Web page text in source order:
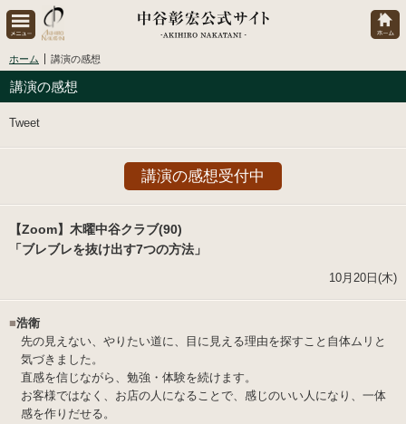
ホーム 講演の感想
講演の感想
Tweet
講演の感想受付中
【Zoom】木曜中谷クラブ(90)
「ブレブレを抜け出す7つの方法」
10月20日(木)
■浩衛
先の見えない、やりたい道に、目に見える理由を探すこと自体ムリと
気づきました。
直感を信じながら、勉強・体験を続けます。
お客様ではなく、お店の人になることで、感じのいい人になり、一体
感を作りだせる。